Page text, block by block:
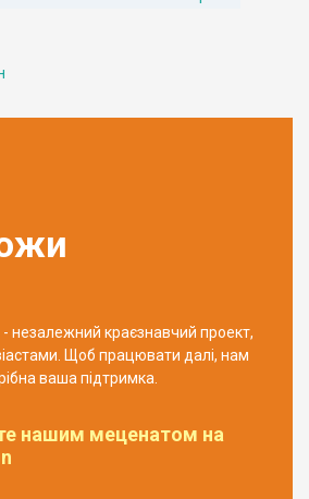
- незалежний краєзнавчий проект,
Щоб працювати далі, нам
ваша підтримка.
нашим меценатом на